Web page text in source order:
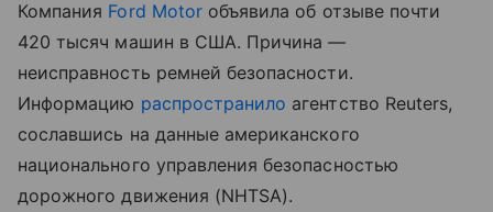
Компания Ford Motorобъявила об отзыве почти
420 тысяч машин в США. Причина —
неисправность ремней безопасности.
Информацию распространило агентство Reuters,
сославшись на данные американского
национального управления безопасностью
дорожного движения (NHTSA).